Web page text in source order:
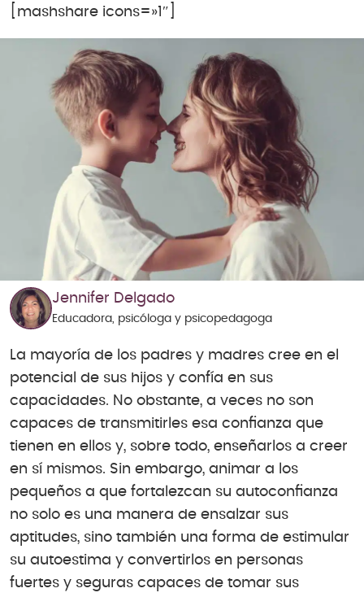
[mashshare icons=»1″]
Jennifer Delgado
Educadora, psicóloga y psicopedagoga
La mayoría de los padres y madres cree en el
potencial de sus hijos y confía en sus
capacidades. No obstante, a veces no son
capaces de transmitirles esa confianza que
tienen en ellos y, sobre todo, enseñarlos a creer
en sí mismos. Sin embargo, animar a los
pequeños a que fortalezcan su autoconfianza
no solo es una manera de ensalzar sus
aptitudes, sino también una forma de estimular
su autoestima y convertirlos en personas
fuertes y seguras capaces de tomar sus